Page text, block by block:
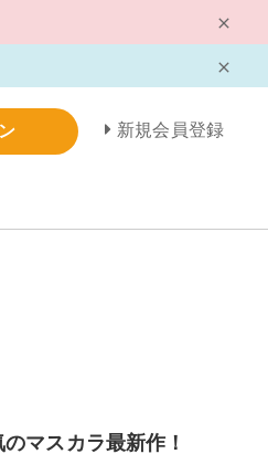
新規会員登録
マスカラ最新作！